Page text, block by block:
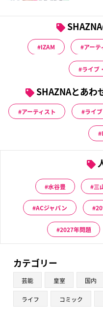
IZAM アーテ
ライブ
SHAZNAとあわ
アーティスト ライ
水谷豊 三
ACジャパン
2027年問題
カテゴリー
芸能 皇室 国内
ライフ コミック